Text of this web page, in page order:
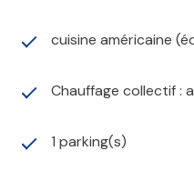
cuisine américaine
Chauffage collectif :
1 parking(s)